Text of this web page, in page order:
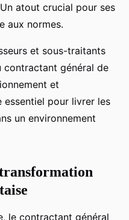
atout crucial pour ses
aux normes.
et sous-traitants
contractant général de
et
pour livrer les
un environnement
le contractant général